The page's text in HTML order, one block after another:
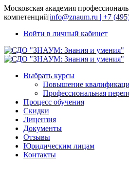
Московская академия
компетенций|info@znaum.ru | +7
Войти в личный кабинет
Выбрать курсы
Повышение
Профессиональная
Процесс обучения
Скидки
Лицензия
Документы
Отзывы
Юридическим лицам
Контакты